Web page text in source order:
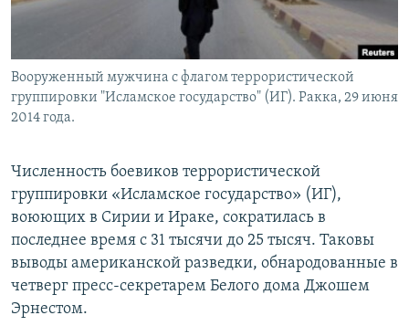
Вооруженный мужчина с флагом террористической
группировки "Исламское государство" (ИГ). Ракка, 29 июня
2014 года.
Численность боевиков террористической
группировки «Исламское государство» (ИГ),
воюющих в Сирии и Ираке, сократилась в
последнее время с 31 тысячи до 25 тысяч. Таковы
выводы американской разведки, обнародованные в
четверг пресс-секретарем Белого дома Джошем
Эрнестом.